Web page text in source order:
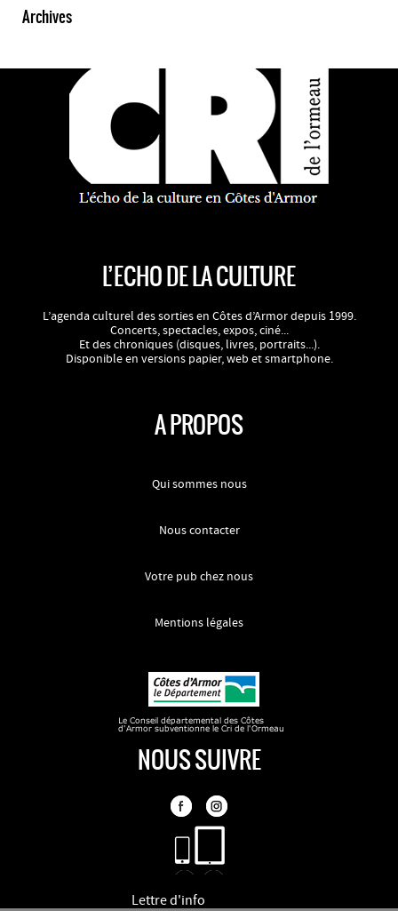
Archives
L’ECHO DE LA CULTURE
L’agenda culturel des sorties en Côtes d’Armor depuis 1999.
Concerts, spectacles, expos, ciné...
Et des chroniques (disques, livres, portraits...).
Disponible en versions papier, web et smartphone.
A PROPOS
Qui sommes nous
Nous contacter
Votre pub chez nous
Mentions légales
NOUS SUIVRE
Lettre d'info